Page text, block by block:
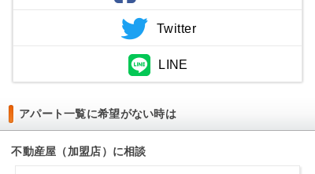
Twitter
LINE
アパート一覧に希望がない時は
不動産屋（加盟店）に相談